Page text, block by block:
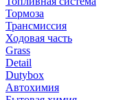
Тормоза
Трансмиссия
Ходовая часть
Grass
Detail
Dutybox
Автохимия